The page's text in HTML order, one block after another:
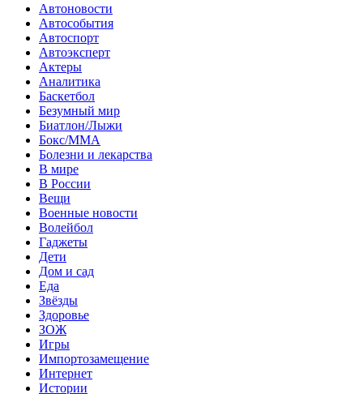
Автоновости
Автособытия
Автоспорт
Автоэксперт
Актеры
Аналитика
Баскетбол
Безумный мир
Биатлон/Лыжи
Бокс/MMA
Болезни и лекарства
В мире
В России
Вещи
Военные новости
Волейбол
Гаджеты
Дети
Дом и сад
Еда
Звёзды
Здоровье
ЗОЖ
Игры
Импортозамещение
Интернет
Истории